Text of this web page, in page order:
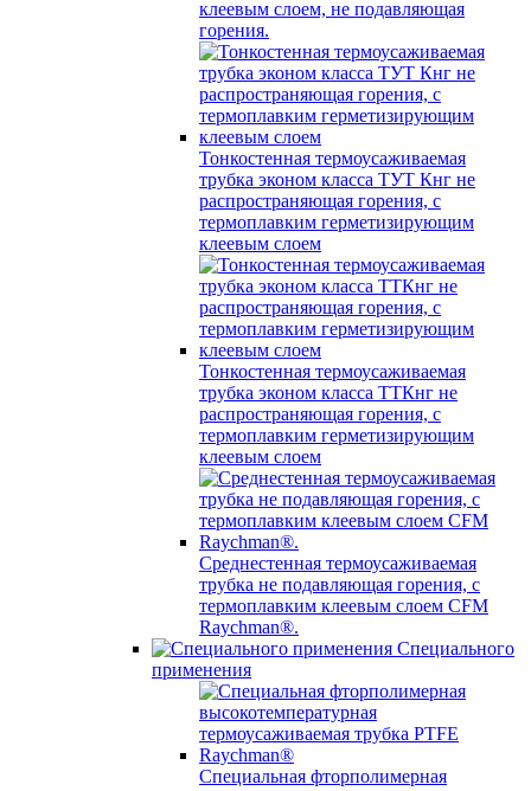
клеевым слоем, не подавляющая
горения.
Тонкостенная термоусаживаемая
трубка эконом класса ТУТ Кнг не
распространяющая горения, с
термоплавким герметизирующим
клеевым слоем
Тонкостенная термоусаживаемая
трубка эконом класса ТТКнг не
распространяющая горения, с
термоплавким герметизирующим
клеевым слоем
Среднестенная термоусаживаемая
трубка не подавляющая горения, с
термоплавким клеевым слоем CFM
Raychman®.
Специального
применения
Специальная фторполимерная